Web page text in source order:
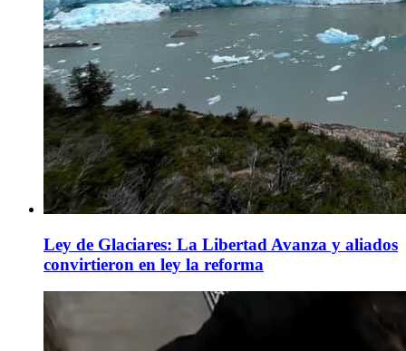
Ley de Glaciares: La Libertad Avanza y aliados
convirtieron en ley la reforma